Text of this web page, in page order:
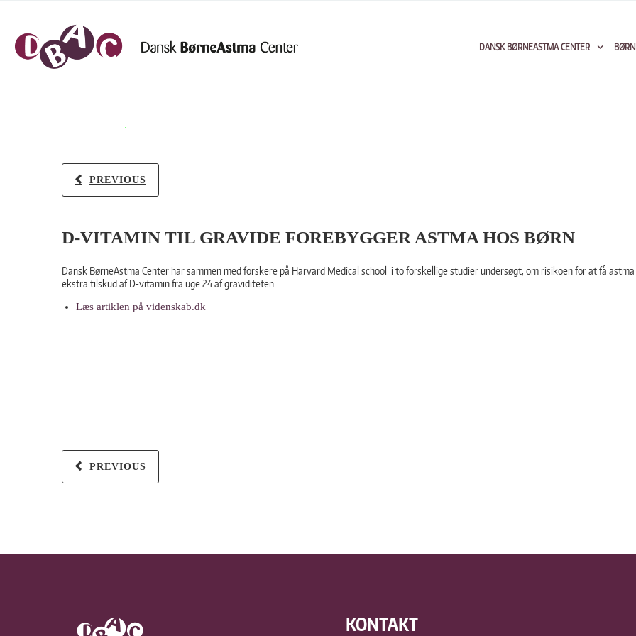
DANSK BØRNEASTMA CENTER
PREVIOUS
D-VITAMIN TIL GRAVIDE FOREBYGGER ASTMA HOS BØRN
Dansk BørneAstma Center har sammen med forskere på Harvard Medical school i to forskellige studier undersøgt, om risikoen for at få
ekstra tilskud af D-vitamin fra uge 24 af graviditeten.
Læs artiklen på videnskab.dk
PREVIOUS
KONTAKT